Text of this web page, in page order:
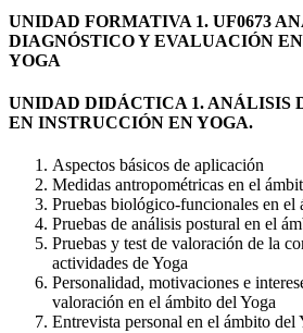
UNIDAD FORMATIVA 1. UF0673
DIAGNÓSTICO Y EVALUACIÓN
YOGA
UNIDAD DIDÁCTICA 1. ANÁLISIS
EN INSTRUCCIÓN EN YOGA.
Aspectos básicos de aplicación
Medidas antropométricas en el
Pruebas biológico-funcionales en el
Pruebas de análisis postural en el
Pruebas y test de valoración de la
actividades de Yoga
Personalidad, motivaciones e
valoración en el ámbito del Yoga
Entrevista personal en el ámbito del